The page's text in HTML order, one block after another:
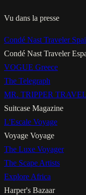
Vu dans la presse
Condé Nast Traveler
Condé Nast Traveler
VOGUE Greece
The Telegraph
MR. TRIPPER
Suitcase Magazine
L'Escale Voyage
Voyage Voyage
The Luxe Voyager
The Scape Artists
Explore Africa
Harper's Bazaar